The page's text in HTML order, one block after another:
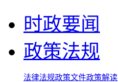
时政要闻
政策法规
法律法规政策文件政策解读